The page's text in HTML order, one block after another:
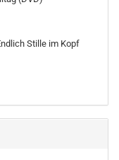
Stille im Kopf